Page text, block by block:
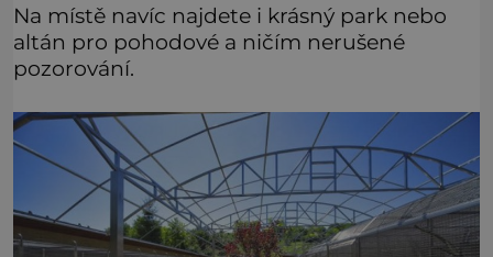
Na místě navíc najdete i krásný park nebo
altán pro pohodové a ničím nerušené
pozorování.